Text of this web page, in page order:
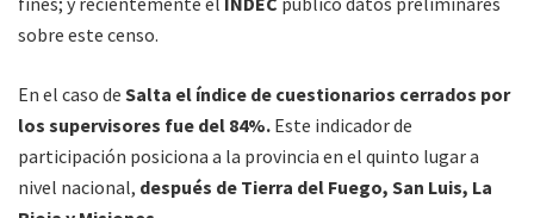
sobre este censo.
En el caso de Salta el índice de cuestionarios cerrados por
los supervisores fue del 84%. Este indicador de
participación posiciona a la provincia en el quinto lugar a
nivel nacional, después de Tierra del Fuego, San Luis, La